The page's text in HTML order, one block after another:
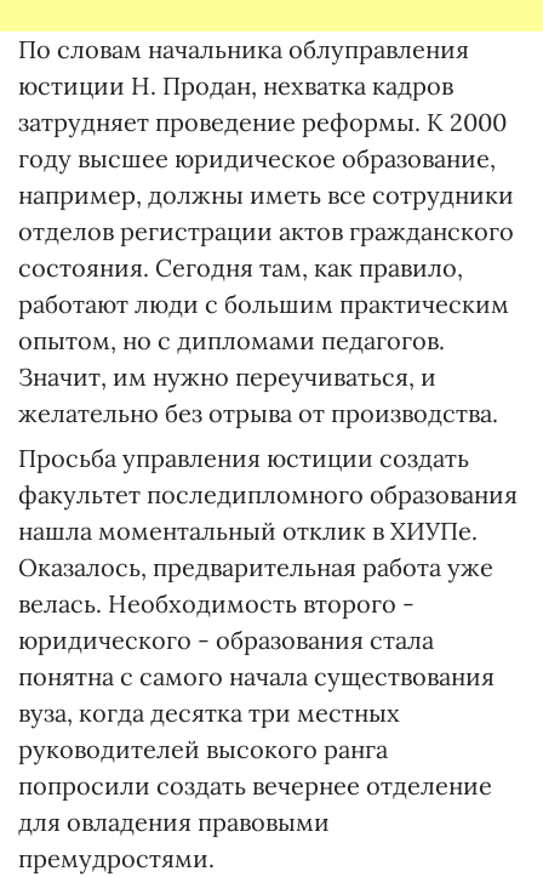
По словам начальника облуправления
юстиции Н. Продан, нехватка кадров
затрудняет проведение реформы. К 2000
году высшее юридическое образование,
например, должны иметь все сотрудники
отделов регистрации актов гражданского
состояния. Сегодня там, как правило,
работают люди с большим практическим
опытом, но с дипломами педагогов.
Значит, им нужно переучиваться, и
желательно без отрыва от производства.
Просьба управления юстиции создать
факультет последипломного образования
нашла моментальный отклик в ХИУПе.
Оказалось, предварительная работа уже
велась. Необходимость второго -
юридического - образования стала
понятна с самого начала существования
вуза, когда десятка три местных
руководителей высокого ранга
попросили создать вечернее отделение
для овладения правовыми
премудростями.